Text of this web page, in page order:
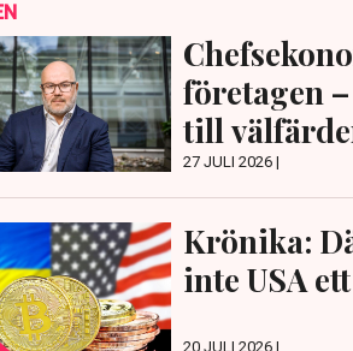
företagen
till
27 JULI 2026 |
Krönika:
inte USA
20 JULI 2026 |